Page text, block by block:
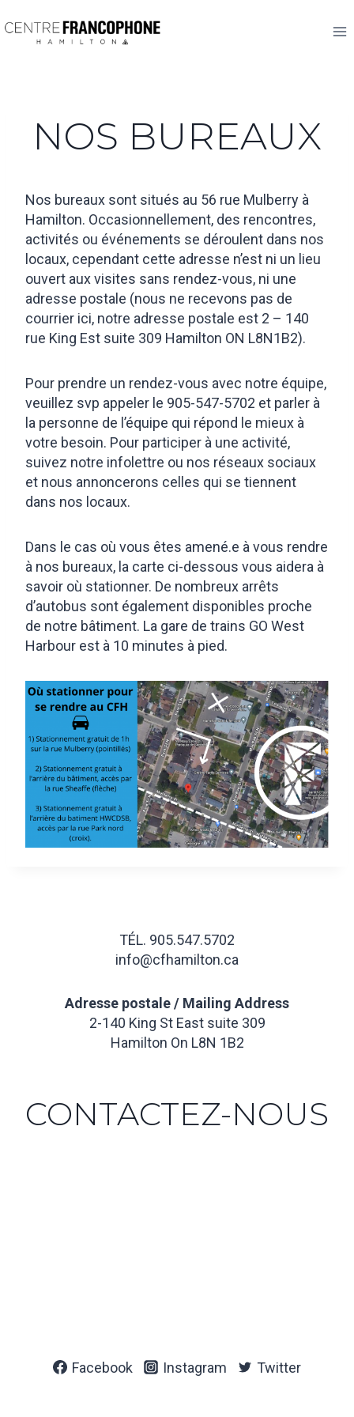
to
content
NOS BUREAUX
Nos bureaux sont situés au 56 rue Mulberry à
Hamilton. Occasionnellement, des rencontres,
activités ou événements se déroulent dans nos
locaux, cependant cette adresse n’est ni un lieu
ouvert aux visites sans rendez-vous, ni une
adresse postale (nous ne recevons pas de
courrier ici, notre adresse postale est 2 – 140
rue King Est suite 309 Hamilton ON L8N1B2).
Pour prendre un rendez-vous avec notre équipe,
veuillez svp appeler le 905-547-5702 et parler à
la personne de l’équipe qui répond le mieux à
votre besoin. Pour participer à une activité,
suivez notre infolettre ou nos réseaux sociaux
et nous annoncerons celles qui se tiennent
dans nos locaux.
Dans le cas où vous êtes amené.e à vous rendre
à nos bureaux, la carte ci-dessous vous aidera à
savoir où stationner. De nombreux arrêts
d’autobus sont également disponibles proche
de notre bâtiment. La gare de trains GO West
Harbour est à 10 minutes à pied.
TÉL. 905.547.5702
info@cfhamilton.ca
Adresse postale / Mailing Address
2-140 King St East suite 309
Hamilton On L8N 1B2
CONTACTEZ-NOUS
Facebook Instagram Twitter